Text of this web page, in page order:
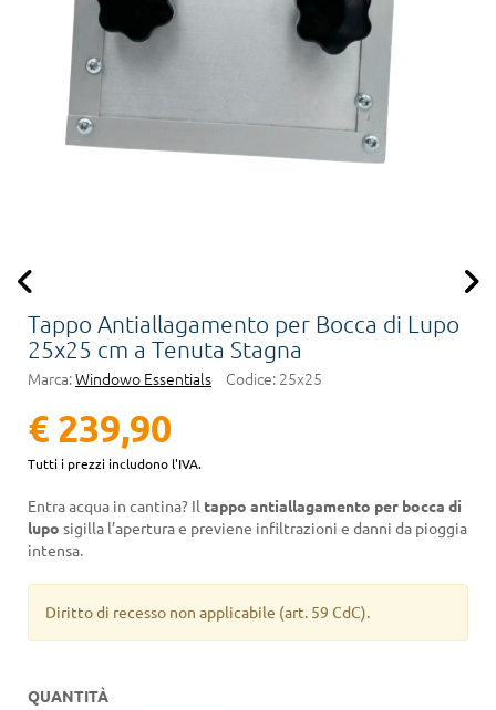
Tappo Antiallagamento per Bocca di Lupo
25x25 cm a Tenuta Stagna
Marca:Windowo Essentials Codice: 25x25
€ 239,90
Tutti i prezzi includono l'IVA.
Entra acqua in cantina? Il tappo antiallagamento per bocca di
lupo sigilla l’apertura e previene infiltrazioni e danni da pioggia
intensa.
Diritto di recesso non applicabile (art. 59 CdC).
QUANTITÀ